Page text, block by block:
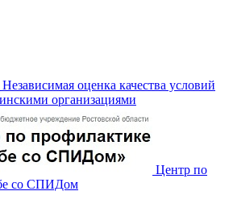
Независимая оценка качества условий
организациями
Центр по
со СПИДом